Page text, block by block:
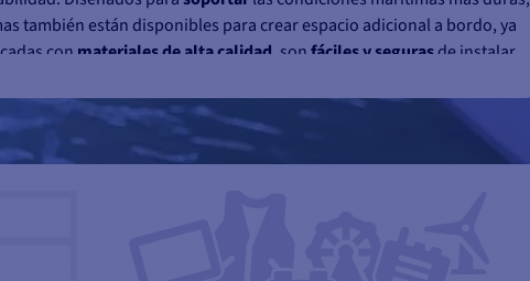
también están disponibles para crear espacio adicional a bordo, ya
con materiales de alta calidad , sonfáciles y segurasde instalar.
la embarcación auxiliar o plataforma ideal para su barco, y disfrute